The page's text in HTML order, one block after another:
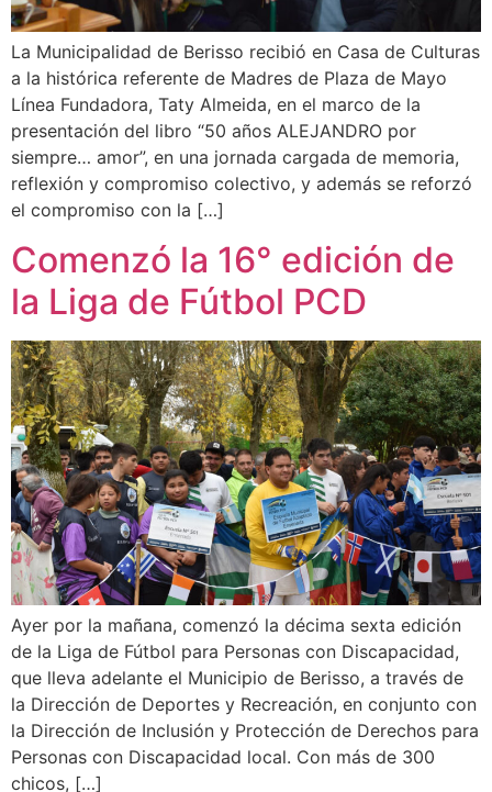
La Municipalidad de Berisso recibió en Casa de Culturas
a la histórica referente de Madres de Plaza de Mayo
Línea Fundadora, Taty Almeida, en el marco de la
presentación del libro “50 años ALEJANDRO por
siempre… amor”, en una jornada cargada de memoria,
reflexión y compromiso colectivo, y además se reforzó
el compromiso con la […]
Comenzó la 16° edición de
la Liga de Fútbol PCD
Ayer por la mañana, comenzó la décima sexta edición
de la Liga de Fútbol para Personas con Discapacidad,
que lleva adelante el Municipio de Berisso, a través de
la Dirección de Deportes y Recreación, en conjunto con
la Dirección de Inclusión y Protección de Derechos para
Personas con Discapacidad local. Con más de 300
chicos, […]